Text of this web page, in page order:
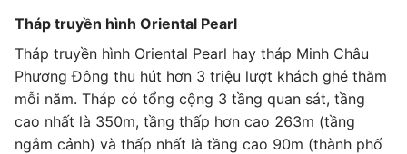
Tháp truyền hình Oriental Pearl
Tháp truyền hình Oriental Pearl hay tháp Minh Châu
Phương Đông thu hút hơn 3 triệu lượt khách ghé thăm
mỗi năm. Tháp có tổng cộng 3 tầng quan sát, tầng
cao nhất là 350m, tầng thấp hơn cao 263m (tầng
ngắm cảnh) và thấp nhất là tầng cao 90m (thành phố